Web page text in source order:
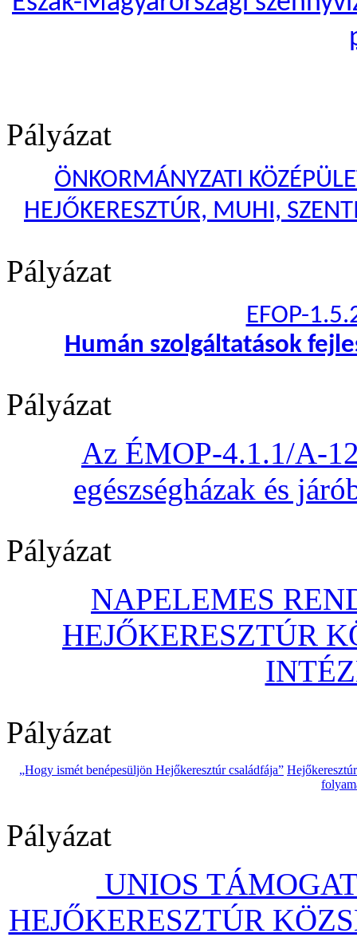
Pályázat
ÖNKORMÁNYZATI
HEJŐKERESZTÚR, MUHI,
Pályázat
EFOP-
Humán szolgáltatások
Pályázat
Az ÉMOP-4.1.1/A-
egészségházak és
Pályázat
NAPELEMES
HEJŐKERESZTÚR
Pályázat
„Hogy ismét benépesüljön Hejőkeresztúr családfája”
Pályázat
UNIOS
HEJŐKERESZTÚR